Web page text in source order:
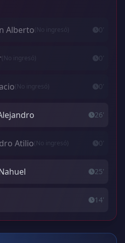
Alberto(No ingresó) 0'
(No ingresó) 0'
(No ingresó) 0'
26'
Atilio(No ingresó) 0'
25'
14'